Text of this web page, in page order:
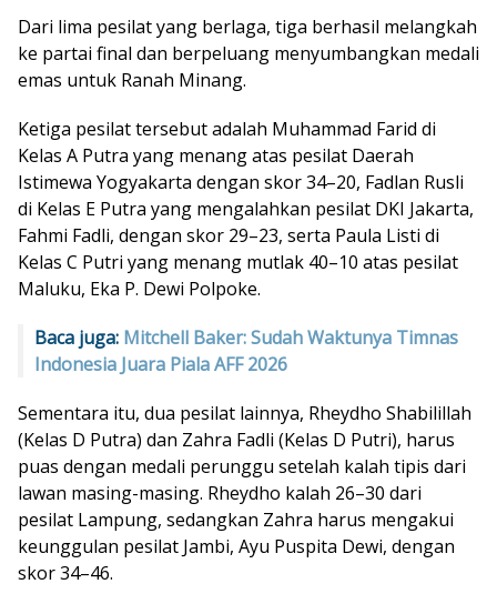
Dari lima pesilat yang berlaga, tiga berhasil melangkah
ke partai final dan berpeluang menyumbangkan medali
emas untuk Ranah Minang.
Ketiga pesilat tersebut adalah Muhammad Farid di
Kelas A Putra yang menang atas pesilat Daerah
Istimewa Yogyakarta dengan skor 34–20, Fadlan Rusli
di Kelas E Putra yang mengalahkan pesilat DKI Jakarta,
Fahmi Fadli, dengan skor 29–23, serta Paula Listi di
Kelas C Putri yang menang mutlak 40–10 atas pesilat
Maluku, Eka P. Dewi Polpoke.
Baca juga: Mitchell Baker: Sudah Waktunya Timnas
Indonesia Juara Piala AFF 2026
Sementara itu, dua pesilat lainnya, Rheydho Shabilillah
(Kelas D Putra) dan Zahra Fadli (Kelas D Putri), harus
puas dengan medali perunggu setelah kalah tipis dari
lawan masing-masing. Rheydho kalah 26–30 dari
pesilat Lampung, sedangkan Zahra harus mengakui
keunggulan pesilat Jambi, Ayu Puspita Dewi, dengan
skor 34–46.